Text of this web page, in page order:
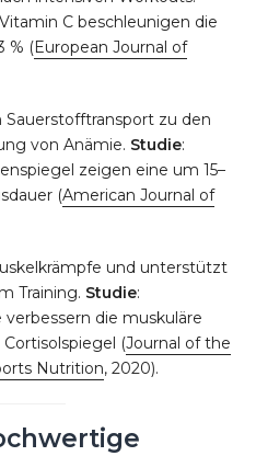
C beschleunigen die
% (European Journal of
zu den
von Anämie. Studie:
zeigen eine um 15–
(American Journal of
und unterstützt
Training. Studie:
die muskuläre
(Journal of the
Nutrition, 2020).